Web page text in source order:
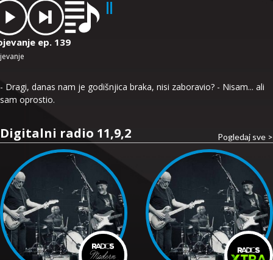
ep. 139
- Dragi, danas nam je godišnjica braka, nisi zaboravio? - Nisam... ali
sam oprostio.
Digitalni radio 11,9,2 Pogledaj sve >